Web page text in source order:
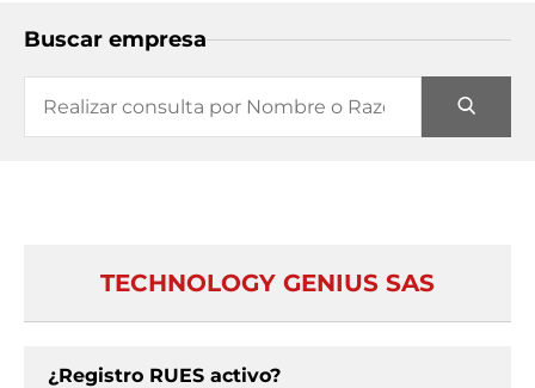
Buscar empresa
TECHNOLOGY GENIUS SAS
¿Registro RUES activo?